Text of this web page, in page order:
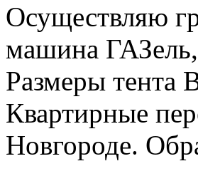
Осуществляю
машина
Размеры тента
Квартирные
Новгороде.